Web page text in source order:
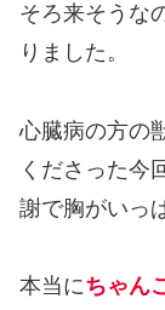
そろ来そうな
りました。
心臓病の方の
くださった今
謝で胸がいっ
本当にちゃん